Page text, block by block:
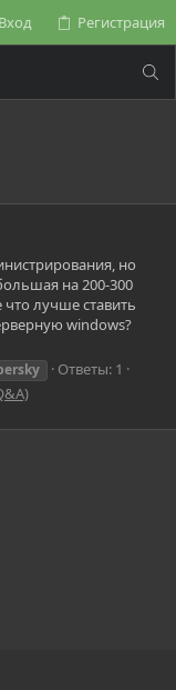
Вход Регистрация
но
на 200-300
лучше ставить
windows?
Ответы: 1